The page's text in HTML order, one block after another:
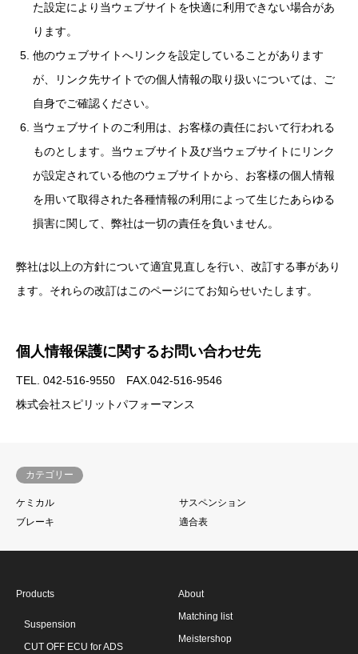
た設定により当ウェブサイトを快適に利用できない場合があ
ります。
他のウェブサイトへリンクを設定していることがあります
が、リンク先サイトでの個人情報の取り扱いについては、ご
自身でご確認ください。
当ウェブサイトのご利用は、お客様の責任において行われる
ものとします。当ウェブサイト及び当ウェブサイトにリンク
が設定されている他のウェブサイトから、お客様の個人情報
を用いて取得された各種情報の利用によって生じたあらゆる
損害に関して、弊社は一切の責任を負いません。
弊社は以上の方針について適宜見直しを行い、改訂する事があり
ます。それらの改訂はこのページにてお知らせいたします。
個人情報保護に関するお問い合わせ先
TEL. 042-516-9550 FAX.042-516-9546
株式会社スピリットパフォーマンス
カテゴリー
ケミカル
サスペンション
ブレーキ
適合表
Products
Suspension
CUT OFF ECU for ADS
About
Matching list
Meistershop